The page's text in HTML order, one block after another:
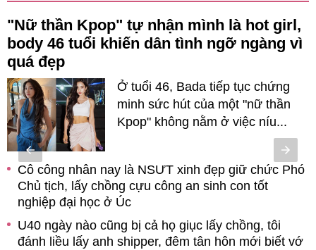
"Nữ thần Kpop" tự nhận mình là hot girl,
body 46 tuổi khiến dân tình ngỡ ngàng vì
quá đẹp
Ở tuổi 46, Bada tiếp tục chứng
minh sức hút của một "nữ thần
Kpop" không nằm ở việc níu...
Cô công nhân nay là NSƯT xinh đẹp giữ chức Phó
Chủ tịch, lấy chồng cựu công an sinh con tốt
nghiệp đại học ở Úc
U40 ngày nào cũng bị cả họ giục lấy chồng, tôi
đánh liều lấy anh shipper, đêm tân hôn mới biết vớ